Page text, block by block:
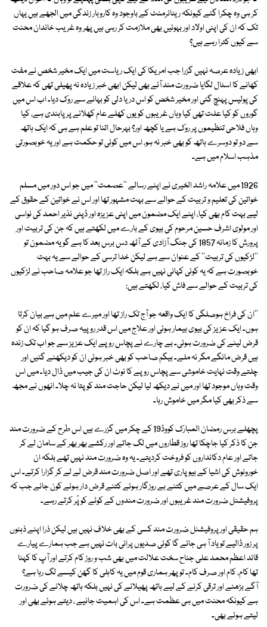
کر ہی وہ چکرا گئے کیونکہ ریٹائرمنٹ کے باوجود وہ کاروبار زندگی میں الجھے ہیں یہاں
تک کہ ان کی اپنی اولاد اور بہوئیں بھی ملازمت کر رہی ہیں پھر وہ غریب خاندان محنت
سے کیوں کترا رہے ہیں؟
ابھی زیادہ عرصہ نہیں گزرا جب امریکا کی ایک ریاست میں ایک مخیر شخص نے مفت
کھانے کا اسٹال لگایا ضرورت مند آئے بھی لیکن ابھی خبر زیادہ نہ پھیلی تھی کہ علاقے
کی پولیس پہنچ گئی اور مخیر شخص کو اس دریا دلی کو بہانے سے روک دیا۔ اب اس میں
گوروں کو کیا علت تھی کیا وہاں غریبوں کو یوں کھلے عام کھلانے پر پابندی ہے، کیا
وہاں فلاحی تنظیموں پر روک ہے یا کچھ اور؟ بہرحال اتنا تو علم ہے ہی کہ ایک ہاتھ
سے دو تو دوسرے ہاتھ کو بھی خبر نہ ہو، اس میں کوئی تو حکمت ہے اور یہ خوبصورتی
مذہب اسلام میں ہے۔
1926 میں علامہ راشد الخیری نے اپنے رسالے ''عصمت'' میں جو اس دور میں مسلم
خواتین کی تعلیم و تربیت کے حوالے سے بہت مشہور تھا اور اس نے خواتین کے حقوق کے
لیے بہت کام بھی کیا، اپنے ایک مضمون میں اپنی عزیزہ اور ڈپٹی نذیر احمد کی نواسی
اور مولوی اشرف حسین مرحوم کی بیوی کے بارے میں لکھتے ہیں کہ جن کی تربیت اور
پرورش کا زمانہ 1857 کی جنگ آزادی کے آٹھ دس برس بعد کا ہے گو یہ مضمون تو
''لڑکیوں کی تربیت'' کے عنوان سے ہے لیکن خدا ترسی کے حوالے سے یہ بہت
خوبصورت ہے کہ یہ کوئی کہانی نہیں ہے بلکہ ایک راز تھا جو علامہ صاحب نے لڑکیوں
کی تربیت کے حوالے سے فاش کیا، لکھتے ہیں:
''ان کی فراخ ہوصلگی کا ایک واقعہ جو آج تک راز تھا اور میرے علم میں ہے بیان کرتا
ہوں۔ ایک عزیز کی بیوی بیمار ہوئی اور علاج میں اس قدر روپیہ صرف ہو گیا کہ ان کو
قرض لینے کی ضرورت ہوئی۔ بے چارے نے پچاس روپے ایک عزیز سے جو اب تک زندہ
ہیں قرض مانگے مگر نہ ملے۔ بیگم صاحب کو بھی خبر ہوئی ان کو دیکھنے گئیں اور
چلتے وقت نہایت خاموشی سے پچاس روپے کا نوٹ ان کی جیب میں ڈال دیا۔ میں اس
وقت وہاں موجود تھا اور میں نے دیکھ لیا لیکن حاجت مند کو پتا نہ چلا۔ انھوں نے مجھ
سے ذکر بھی کیا مگر میں خاموش رہا۔
پچھلے برس رمضان المبارک کووڈ19 کے چکر میں گزرے ہیں اس طرح کے ضرورت مند
جن کا ذکر کیا جاچکا تھا روز قطاروں میں لگ جاتے اور رکشے بھر بھر کے سامان لے کر
جاتے اور عام دکانداروں کو فروخت کردیتے۔ یہ وہ ضرورت مند نہیں تھے بلکہ ان
خورونوش کی اشیا کے بیوپاری تھے اور اصل ضرورت مند قرض لے لے کر گزارا کرتے۔ اس
ایک سال کے عرصے میں کتنے بے روزگار ہوئے کتنے قرض دار ہوئے کون جانے جب کہ
پروفیشنل ضرورت مند غریبوں اور ضرورت مندوں کے کوٹے کو پُر کرتے رہے۔
ہم حقیقی اور پروفیشنل ضرورت مند کسی کے بھی خلاف نہیں ہیں لیکن ذرا اپنے ذہنوں
پر زور ڈالیے تو یاد آ ہی جائے گا کوئی صدیوں پرانی بات نہیں ہے جب ہمارے پیارے
قائد اعظم محمد علی جناح سخت علالت میں بھی شب و روز کام کرتے اور آپ کا کہنا
تھا کام، کام اور صرف کام۔ تو پھر ہماری قوم میں یہ کاہلی کا گھن کیسے لگ رہا ہے؟
آگے بڑھنے اور ترقی کرنے کے لیے ہاتھ پھیلانے کی نہیں بلکہ ہاتھ چلانے کی ضرورت
ہے کیونکہ محنت میں ہی عظمت ہے۔ اس کی اہمیت جانیے ، دیتے ہوئے بھی اور
لیتے ہوئے بھی۔